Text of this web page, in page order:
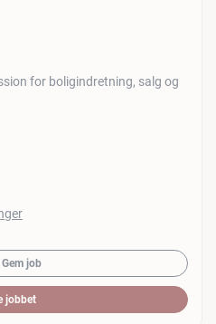
for boligindretning, salg og
Gem job
jobbet